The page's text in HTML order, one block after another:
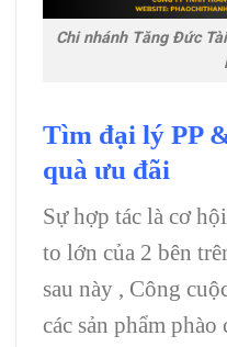
Chi nhánh Tăng Đức
Tìm đại lý PP
quà ưu đãi
Sự hợp tác là cơ
to lớn của 2 bên
sau này , Công
các sản phẩm